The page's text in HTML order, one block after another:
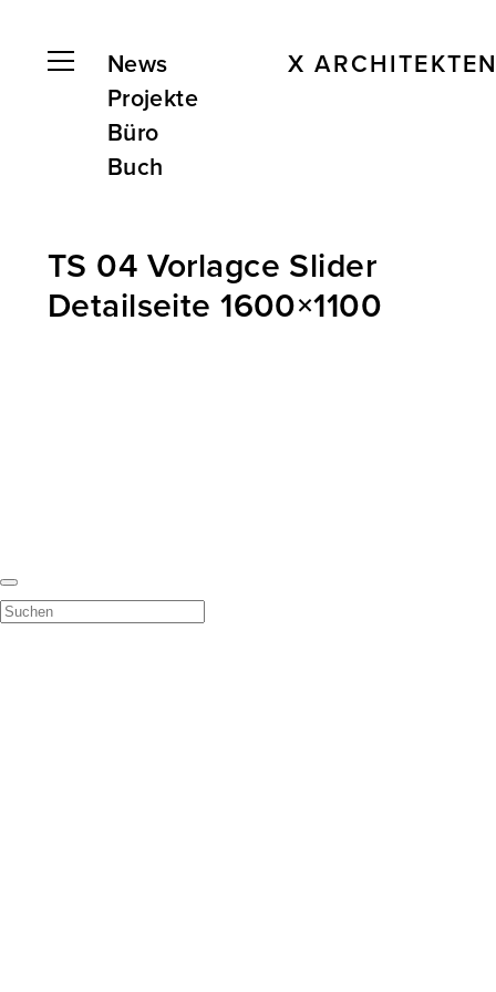
News
Projekte
Büro
Buch
X
TS 04 Vorlagce Slider
Detailseite 1600×1100